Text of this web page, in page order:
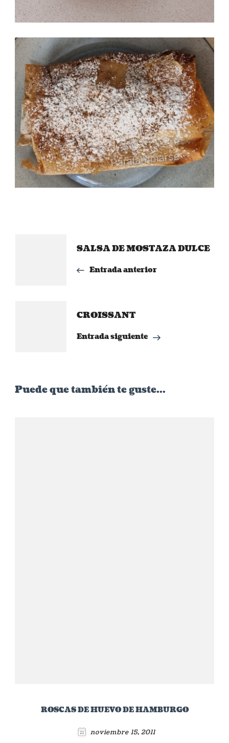
NavegaciónSALSA DE MOSTAZA DULCE
Entrada anterior
CROISSANT
Entrada siguiente
Puede que también te guste...
ROSCAS DE HUEVO DE HAMBURGO
noviembre 15, 2011